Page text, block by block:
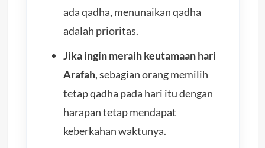
ada qadha, menunaikan qadha
adalah prioritas.
Jika ingin meraih keutamaan hari
Arafah, sebagian orang memilih
tetap qadha pada hari itu dengan
harapan tetap mendapat
keberkahan waktunya.